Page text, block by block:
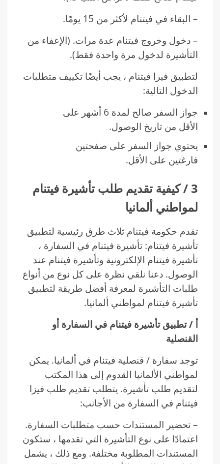
– البقاء في فيتنام لأكثر من 15 يومًا.
– دخول وخروج فيتنام عدة مرات. (الإعفاء من
التأشيرة لدخول مرة واحدة فقط).
لتطبيق فيزا فيتنام ، يجب أيضًا تكييف متطلبات
الدخول التالية:
جواز السفر صالح لمدة 6 أشهر على
الأقل من تاريخ الوصول.
يحتوي جواز السفر على صفحتين
فارغتين على الأقل.
3 / كيفية تقديم طلب تأشيرة فيتنام
لمواطني ألمانيا
تقدم حكومة فيتنام ثلاث طرق رئيسية لتطبيق
تأشيرة فيتنام: تأشيرة فيتنام في السفارة ،
تأشيرة فيتنام الإلكترونية وتأشيرة فيتنام عند
الوصول. دعنا نلقي نظرة على كل نوع من أنواع
طلبات التأشيرة لمعرفة أفضل طريقة لتطبيق
تأشيرة فيتنام لمواطني ألمانيا.
أ / تطبيق تأشيرة فيتنام في السفارة أو
القنصلية
توجد سفارة / قنصلية فيتنام في ألمانيا. يمكن
لمواطني الألمانيا القدوم إلى هذا المكتب
لتقديم طلب تأشيرة. يتطلب تقديم طلب فيزا
فيتنام في السفارة من الأجانب:
– تحضير المستندات حسب متطلبات السفارة.
اعتمادًا على نوع التأشيرة التي تقدمها ، ستكون
المستندات المطلوبة مختلفة. ومع ذلك ، يشمل